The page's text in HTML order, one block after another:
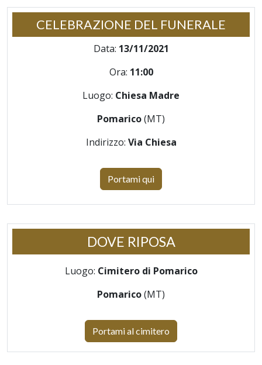
CELEBRAZIONE DEL FUNERALE
Data: 13/11/2021
Ora: 11:00
Luogo: Chiesa Madre
Pomarico(MT)
Indirizzo: Via Chiesa
Portami qui
DOVE RIPOSA
Luogo: Cimitero di Pomarico
Pomarico(MT)
Portami al cimitero